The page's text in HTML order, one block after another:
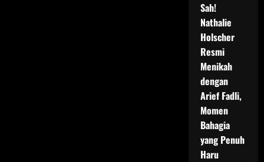
Sah!
Nathalie
Holscher
Resmi
Menikah
dengan
Arief Fadli,
Momen
Bahagia
yang Penuh
Haru